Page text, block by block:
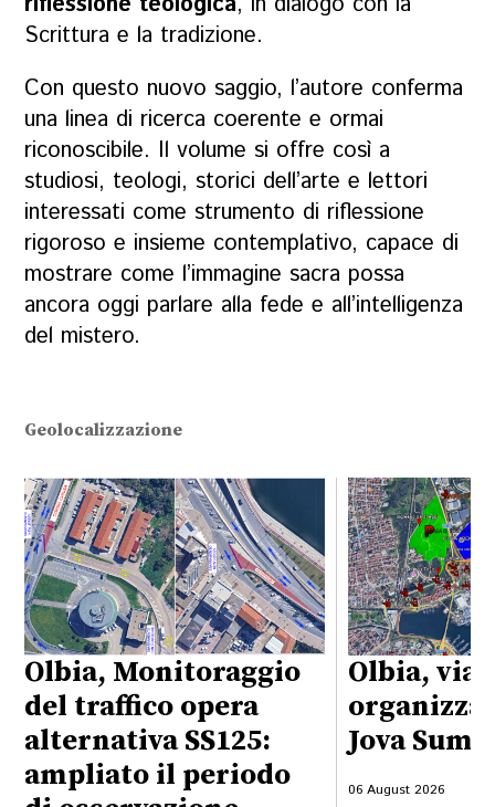
Scrittura e la tradizione.
Con questo nuovo saggio, l’autore conferma
una linea di ricerca coerente e ormai
riconoscibile. Il volume si offre così a
studiosi, teologi, storici dell’arte e lettori
interessati come strumento di riflessione
rigoroso e insieme contemplativo, capace di
mostrare come l’immagine sacra possa
ancora oggi parlare alla fede e all’intelligenza
del mistero.
Geolocalizzazione
Olbia, Monitoraggio
del traffico opera
alternativa SS125:
ampliato il periodo
Olbia,
Jova
06 August 2026